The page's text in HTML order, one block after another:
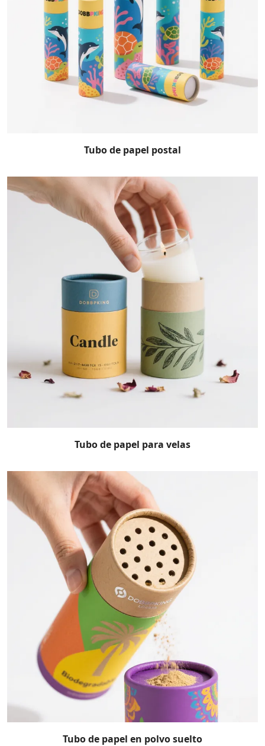
Tubo de papel postal
Tubo de papel para velas
Tubo de papel en polvo suelto